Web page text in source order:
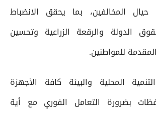
حيال المخالفين، بما يحقق الانضباط
الدولة والرقعة الزراعية وتحسين
للمواطنين.
المحلية والبيئة كافة الأجهزة
بضرورة التعامل الفوري مع أية